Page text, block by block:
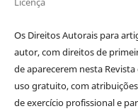
Os Direitos Autorais para
autor, com direitos de
de aparecerem nesta
uso gratuito, com
de exercício profissional e